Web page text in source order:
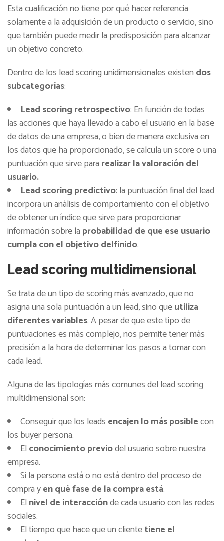
Esta cualificación no tiene por qué hacer referencia
solamente a la adquisición de un producto o servicio, sino
que también puede medir la predisposición para alcanzar
un objetivo concreto.
Dentro de los lead scoring unidimensionales existen dos
subcategorías:
Lead scoring retrospectivo: En función de todas
las acciones que haya llevado a cabo el usuario en la base
de datos de una empresa, o bien de manera exclusiva en
los datos que ha proporcionado, se calcula un score o una
puntuación que sirve para realizar la valoración del
usuario.
Lead scoring predictivo: la puntuación final del lead
incorpora un análisis de comportamiento con el objetivo
de obtener un índice que sirve para proporcionar
información sobre la probabilidad de que ese usuario
cumpla con el objetivo delfinido.
Lead scoring multidimensional
Se trata de un tipo de scoring más avanzado, que no
asigna una sola puntuación a un lead, sino queutiliza
diferentes variables. A pesar de que este tipo de
puntuaciones es más complejo, nos permite tener más
precisión a la hora de determinar los pasos a tomar con
cada lead.
Alguna de las tipologías más comunes del lead scoring
multidimensional son:
Conseguir que los leads encajen lo más posiblecon
los buyer persona.
El conocimiento previodel usuario sobre nuestra
empresa.
Si la persona está o no está dentro del proceso de
compra yen qué fase de la compra está.
El nivel de interacciónde cada usuario con las redes
sociales.
El tiempo que hace que un clientetiene el